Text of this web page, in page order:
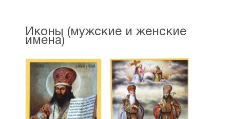
Иконы (мужские и женские
имена)